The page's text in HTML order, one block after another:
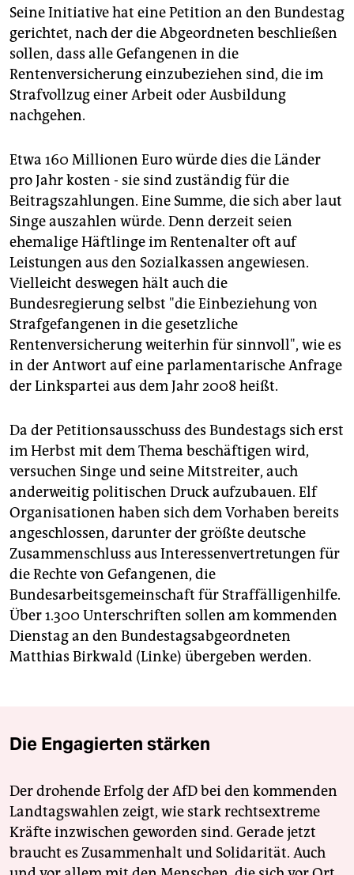
Seine Initiative hat eine Petition an den Bundestag
gerichtet, nach der die Abgeordneten beschließen
sollen, dass alle Gefangenen in die
Rentenversicherung einzubeziehen sind, die im
Strafvollzug einer Arbeit oder Ausbildung
nachgehen.
Etwa 160 Millionen Euro würde dies die Länder
pro Jahr kosten - sie sind zuständig für die
Beitragszahlungen. Eine Summe, die sich aber laut
Singe auszahlen würde. Denn derzeit seien
ehemalige Häftlinge im Rentenalter oft auf
Leistungen aus den Sozialkassen angewiesen.
Vielleicht deswegen hält auch die
Bundesregierung selbst "die Einbeziehung von
Strafgefangenen in die gesetzliche
Rentenversicherung weiterhin für sinnvoll", wie es
in der Antwort auf eine parlamentarische Anfrage
der Linkspartei aus dem Jahr 2008 heißt.
Da der Petitionsausschuss des Bundestags sich erst
im Herbst mit dem Thema beschäftigen wird,
versuchen Singe und seine Mitstreiter, auch
anderweitig politischen Druck aufzubauen. Elf
Organisationen haben sich dem Vorhaben bereits
angeschlossen, darunter der größte deutsche
Zusammenschluss aus Interessenvertretungen für
die Rechte von Gefangenen, die
Bundesarbeitsgemeinschaft für Straffälligenhilfe.
Über 1.300 Unterschriften sollen am kommenden
Dienstag an den Bundestagsabgeordneten
Matthias Birkwald (Linke) übergeben werden.
Die Engagierten stärken
Der drohende Erfolg der AfD bei den kommenden
Landtagswahlen zeigt, wie stark rechtsextreme
Kräfte inzwischen geworden sind. Gerade jetzt
braucht es Zusammenhalt und Solidarität. Auch